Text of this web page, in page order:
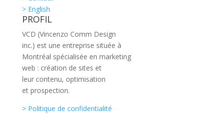
> English
PROFIL
VCD (Vincenzo Comm Design
inc.) est une entreprise située à
Montréal spécialisée en marketing
web : création de sites et
leur contenu, optimisation
et prospection.
> Politique de confidentialité